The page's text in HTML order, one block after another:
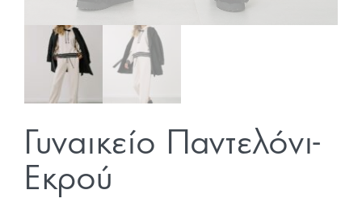
Γυναικείο Παντελόνι-
Εκρού